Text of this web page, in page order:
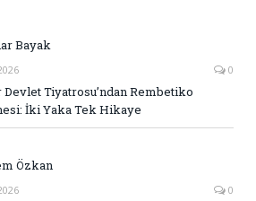
Bayak
0
Tiyatrosu’ndan Rembetiko
İki Yaka Tek Hikaye
Özkan
0